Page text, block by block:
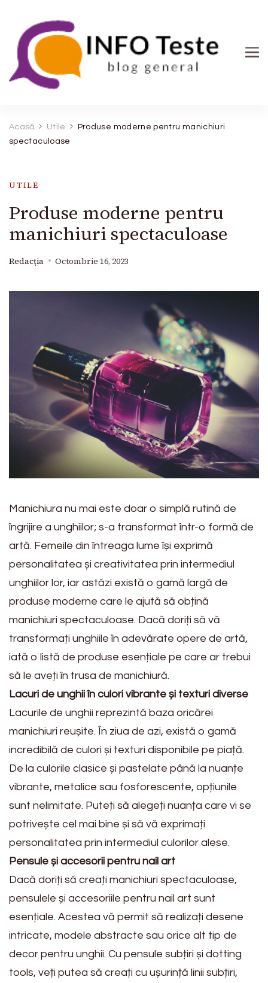
Acasă Utile
Produse moderne pentru manichiuri
spectaculoase
UTILE
Produse moderne pentru
manichiuri spectaculoase
Redacția Octombrie 16, 2023
Manichiura nu mai este doar o simplă rutină de
îngrijire a unghiilor; s-a transformat într-o formă de
artă. Femeile din întreaga lume își exprimă
personalitatea și creativitatea prin intermediul
unghiilor lor, iar astăzi există o gamă largă de
produse moderne care le ajută să obțină
manichiuri spectaculoase. Dacă doriți să vă
transformați unghiile în adevărate opere de artă,
iată o listă de produse esențiale pe care ar trebui
să le aveți în trusa de manichiură.
Lacuri de unghii în culori vibrante și texturi diverse
Lacurile de unghii reprezintă baza oricărei
manichiuri reușite. În ziua de azi, există o gamă
incredibilă de culori și texturi disponibile pe piață.
De la culorile clasice și pastelate până la nuanțe
vibrante, metalice sau fosforescente, opțiunile
sunt nelimitate. Puteți să alegeți nuanța care vi se
potrivește cel mai bine și să vă exprimați
personalitatea prin intermediul culorilor alese.
Pensule și accesorii pentru nail art
Dacă doriți să creați manichiuri spectaculoase,
pensulele și accesoriile pentru nail art sunt
esențiale. Acestea vă permit să realizați desene
intricate, modele abstracte sau orice alt tip de
decor pentru unghii. Cu pensule subțiri și dotting
tools, veți putea să creați cu ușurință linii subțiri,